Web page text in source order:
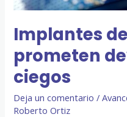
Implantes
prometen
ciegos
Deja un comentario /
Roberto Ortiz